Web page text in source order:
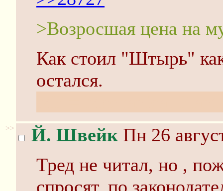
>Возросшая цена на
Как стоил "Штырь"
остался.
>> Й. Швейк Пн 26
Тред не читал, но ,
спросят, по